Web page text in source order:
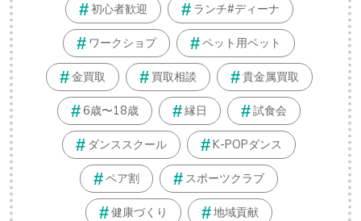
初心者歓迎 ランチ#ディーナ
ワークショプ ペット用ベット
金買取 買取相談 貴金属買取
6歳〜18歳 縁日 試食会
ダンススクール K-POPダンス
ペア割 スポーツクラブ
健康づくり 地域貢献